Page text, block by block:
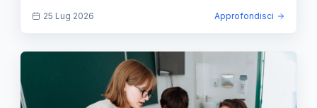
25 Lug 2026 Approfondisci